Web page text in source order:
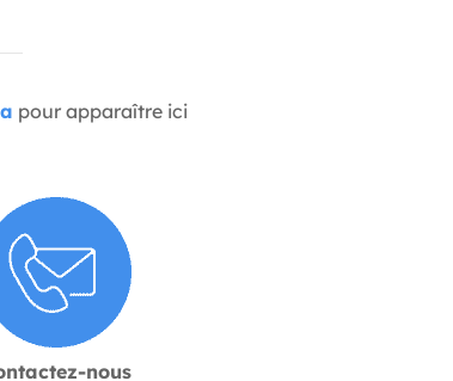
pour apparaître ici
nous